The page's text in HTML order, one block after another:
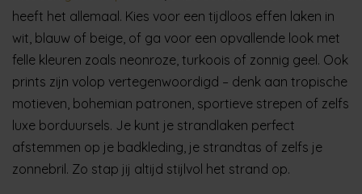
heeft het allemaal. Kies voor een tijdloos effen laken in
wit, blauw of beige, of ga voor een opvallende look met
felle kleuren zoals neonroze, turkoois of zonnig geel. Ook
prints zijn volop vertegenwoordigd – denk aan tropische
motieven, bohemian patronen, sportieve strepen of zelfs
luxe borduursels. Je kunt je strandlaken perfect
afstemmen op je badkleding, je strandtas of zelfs je
zonnebril. Zo stap jij altijd stijlvol het strand op.